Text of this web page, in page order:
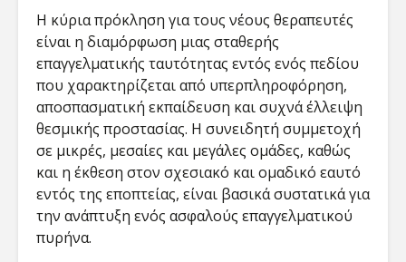
Η κύρια πρόκληση για τους νέους θεραπευτές
είναι η διαμόρφωση μιας σταθερής
επαγγελματικής ταυτότητας εντός ενός πεδίου
που χαρακτηρίζεται από υπερπληροφόρηση,
αποσπασματική εκπαίδευση και συχνά έλλειψη
θεσμικής προστασίας. Η συνειδητή συμμετοχή
σε μικρές, μεσαίες και μεγάλες ομάδες, καθώς
και η έκθεση στον σχεσιακό και ομαδικό εαυτό
εντός της εποπτείας, είναι βασικά συστατικά για
την ανάπτυξη ενός ασφαλούς επαγγελματικού
πυρήνα​​.